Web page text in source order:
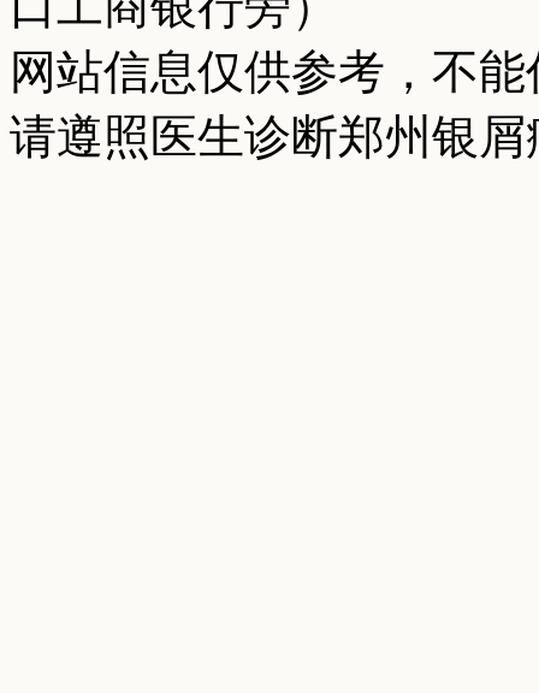
网站信息仅供参考，不
请遵照医生诊断郑州银